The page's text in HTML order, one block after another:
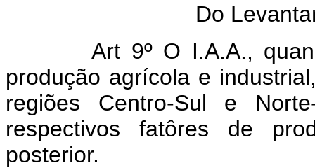
Do
Art 9º O I.A.A.,
produção agrícola e
regiões Centro-Sul e
respectivos fatôres de
posterior.